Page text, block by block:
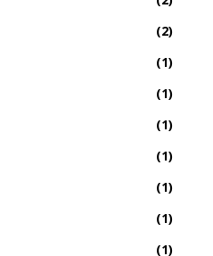
(2)
(1)
(1)
(1)
(1)
(1)
(1)
(1)